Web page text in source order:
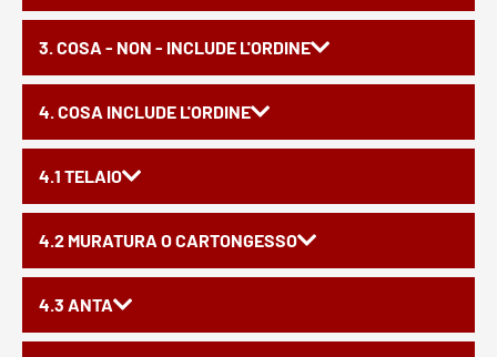
3. COSA - NON - INCLUDE L'ORDINE
4. COSA INCLUDE L'ORDINE
4.1 TELAIO
4.2 MURATURA O CARTONGESSO
4.3 ANTA